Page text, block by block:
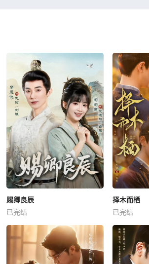
赐卿良辰
已完结
择木而栖
已完结